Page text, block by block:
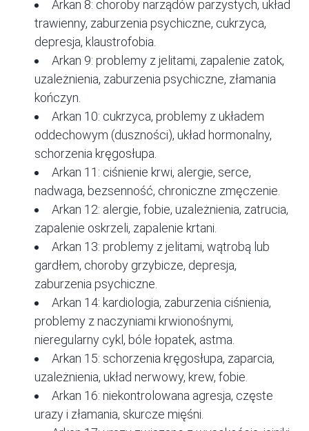
Arkan 8: choroby narządów parzystych, układ
trawienny, zaburzenia psychiczne, cukrzyca,
depresja, klaustrofobia.
Arkan 9: problemy z jelitami, zapalenie zatok,
uzależnienia, zaburzenia psychiczne, złamania
kończyn.
Arkan 10: cukrzyca, problemy z układem
oddechowym (duszności), układ hormonalny,
schorzenia kręgosłupa.
Arkan 11: ciśnienie krwi, alergie, serce,
nadwaga, bezsenność, chroniczne zmęczenie.
Arkan 12: alergie, fobie, uzależnienia, zatrucia,
zapalenie oskrzeli, zapalenie krtani.
Arkan 13: problemy z jelitami, wątrobą lub
gardłem, choroby grzybicze, depresja,
zaburzenia psychiczne.
Arkan 14: kardiologia, zaburzenia ciśnienia,
problemy z naczyniami krwionośnymi,
nieregularny cykl, bóle łopatek, astma.
Arkan 15: schorzenia kręgosłupa, zaparcia,
uzależnienia, układ nerwowy, krew, fobie.
Arkan 16: niekontrolowana agresja, częste
urazy i złamania, skurcze mięśni.